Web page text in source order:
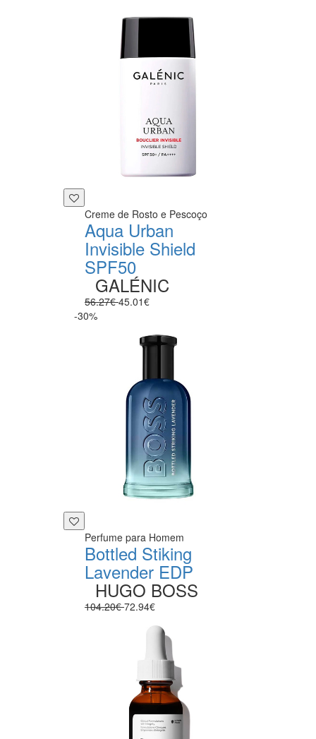
Creme de Rosto e Pescoço
Aqua Urban
Invisible Shield
SPF50
GALÉNIC
56.27€45.01€
-30%
Perfume para Homem
Bottled Stiking
Lavender EDP
HUGO BOSS
104.20€72.94€